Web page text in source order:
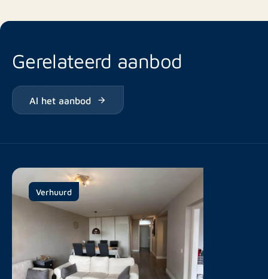
Gerelateerd aanbod
Al het aanbod
Verhuurd